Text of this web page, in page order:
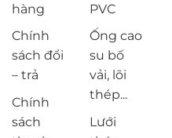
hàng
Chính
sách đổi
– trả
Chính
sách
PVC
Ống cao
su bố
vải, lõi
thép...
Lưới